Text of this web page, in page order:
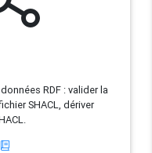
RDF : valider la
SHACL, dériver